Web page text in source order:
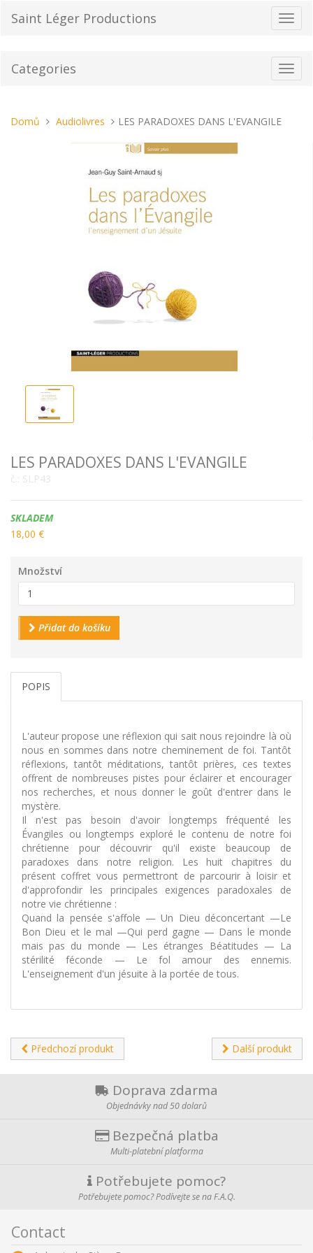
Saint Léger Productions
Categories
Nacházíte
Domů Audiolivres LES PARADOXES DANS L'EVANGILE
LES PARADOXES DANS L'EVANGILE
č.: SLP43
Dostupnost:
SKLADEM
18,00 €
Množství
Přidat do košíku
POPIS
L'auteur propose une réflexion qui sait nous rejoindre là où
nous en sommes dans notre cheminement de foi. Tantôt
réflexions, tantôt méditations, tantôt prières, ces textes
offrent de nombreuses pistes pour éclairer et encourager
nos recherches, et nous donner le goût d'entrer dans le
mystère.
Il n'est pas besoin d'avoir longtemps fréquenté les
Évangiles ou longtemps exploré le contenu de notre foi
chrétienne pour découvrir qu'il existe beaucoup de
paradoxes dans notre religion. Les huit chapitres du
présent coffret vous permettront de parcourir à loisir et
d'approfondir les principales exigences paradoxales de
notre vie chrétienne :
Quand la pensée s'affole — Un Dieu déconcertant —Le
Bon Dieu et le mal —Qui perd gagne — Dans le monde
mais pas du monde — Les étranges Béatitudes — La
stérilité féconde — Le fol amour des ennemis.
L'enseignement d'un jésuite à la portée de tous.
Předchozí produkt Další produkt
Doprava zdarma
Objednávky nad 50 dolarů
Bezpečná platba
Multi-platební platforma
Potřebujete pomoc?
Potřebujete pomoc? Podívejte se na F.A.Q.
Contact